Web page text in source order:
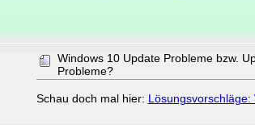
Windows 10 Update Probleme bzw.
Probleme?
Schau doch mal hier: